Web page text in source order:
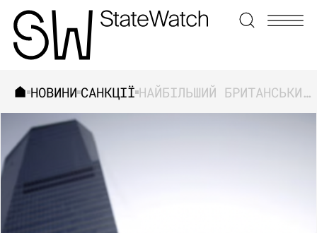
ЗНАЙТИ
НОВИНИ САНКЦІЇ НАЙБІЛЬШИЙ БРИТАНСЬКИЙ БАНК ПРИПИНИВ ОБРОБКУ ПЛАТЕЖІВ З РОСІЇ ТА БІЛОРУСІ